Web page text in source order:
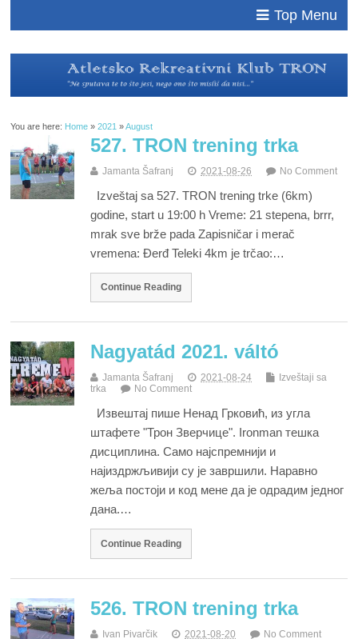
Top Menu
You are here: Home »2021 »August
527. TRON trening trka
Jamanta Šafranj 2021-08-26 No Comment
Izveštaj sa 527. TRON trening trke (6km)
godine, start u 19:00 h Vreme: 21 stepena, brrr,
mrak sve brže pada Zapisničar i merač
vremena: Đerđ Teleki 4km je trčao:…
Continue Reading
Nagyatád 2021. váltó
Jamanta Šafranj 2021-08-24
Izveštaji sa
trka
No Comment
Извештај пише Ненад Грковић, из угла
штафете "Трон Зверчице". Ironman тешка
дисциплина. Само најспремнији и
најиздржљивији су је завршили. Наравно
жеља постоји и код мене да је одрадим једног
дана.…
Continue Reading
526. TRON trening trka
Ivan Pivarčik 2021-08-20 No Comment